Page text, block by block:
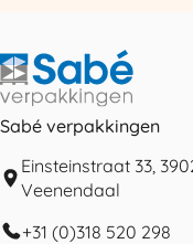
Sabé verpakkingen
Einsteinstraat 33,
Veenendaal
+31 (0)318 520 298